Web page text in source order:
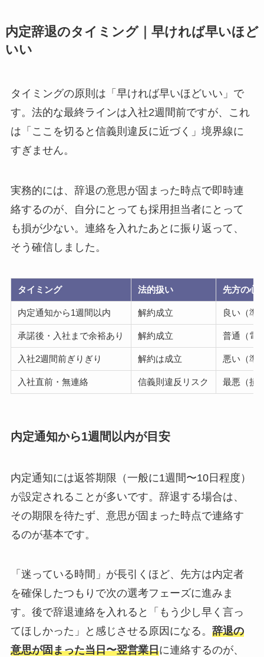
内定辞退のタイミング｜早ければ早いほど
いい
タイミングの原則は「早ければ早いほどいい」で
す。法的な最終ラインは入社2週間前ですが、これ
は「ここを切ると信義則違反に近づく」境界線に
すぎません。
実務的には、辞退の意思が固まった時点で即時連
絡するのが、自分にとっても採用担当者にとって
も損が少ない。連絡を入れたあとに振り返って、
そう確信しました。
タイミング 法的扱い 先方の心
内定通知から1週間以内 解約成立 良い（準
承諾後・入社まで余裕あり 解約成立 普通（電
入社2週間前ぎりぎり 解約は成立 悪い（準
入社直前・無連絡 信義則違反リスク 最悪（損
内定通知から1週間以内が目安
内定通知には返答期限（一般に1週間〜10日程度）
が設定されることが多いです。辞退する場合は、
その期限を待たず、意思が固まった時点で連絡す
るのが基本です。
「迷っている時間」が長引くほど、先方は内定者
を確保したつもりで次の選考フェーズに進みま
す。後で辞退連絡を入れると「もう少し早く言っ
てほしかった」と感じさせる原因になる。 辞退の
意思が固まった当日〜翌営業日に連絡するのが、